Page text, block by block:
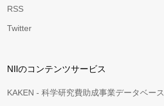
RSS
Twitter
NIIのコンテンツサービス
KAKEN - 科学研究費助成事業データベース